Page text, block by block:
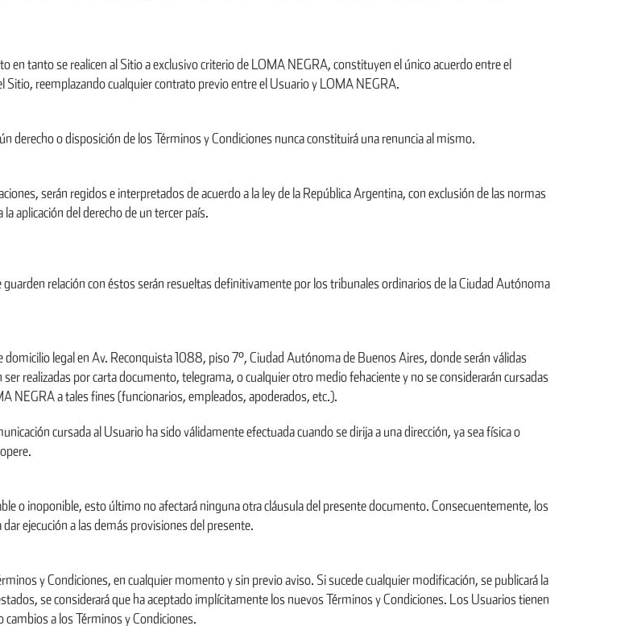
en tanto se realicen al Sitio a exclusivo criterio de LOMA NEGRA, constituyen el único acuerdo entre el
reemplazando cualquier contrato previo entre el Usuario y LOMA NEGRA.
derecho o disposición de los Términos y Condiciones nunca constituirá una renuncia al mismo.
serán regidos e interpretados de acuerdo a la ley de la República Argentina, con exclusión de las normas
aplicación del derecho de un tercer país.
relación con éstos serán resueltas definitivamente por los tribunales ordinarios de la Ciudad Autónoma
legal en Av. Reconquista 1088, piso 7°, Ciudad Autónoma de Buenos Aires, donde serán válidas
realizadas por carta documento, telegrama, o cualquier otro medio fehaciente y no se considerarán cursadas
NEGRA a tales fines (funcionarios, empleados, apoderados, etc.).
cursada al Usuario ha sido válidamente efectuada cuando se dirija a una dirección, ya sea física o
o inoponible, esto último no afectará ninguna otra cláusula del presente documento. Consecuentemente, los
ejecución a las demás provisiones del presente.
y Condiciones, en cualquier momento y sin previo aviso. Si sucede cualquier modificación, se publicará la
se considerará que ha aceptado implícitamente los nuevos Términos y Condiciones. Los Usuarios tienen
a los Términos y Condiciones.